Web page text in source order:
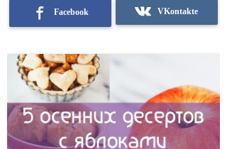
Facebook VKontakte